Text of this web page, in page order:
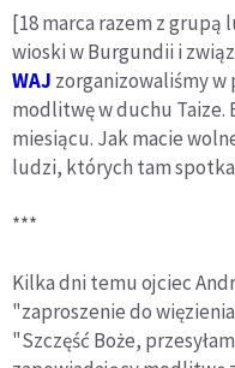
[18 marca razem z grupą
wioski w Burgundii i
WAJ zorganizowaliśmy
modlitwę w duchu Taize.
miesiącu. Jak macie
ludzi, których tam
***
Kilka dni temu ojciec
"zaproszenie do
"Szczęść Boże,